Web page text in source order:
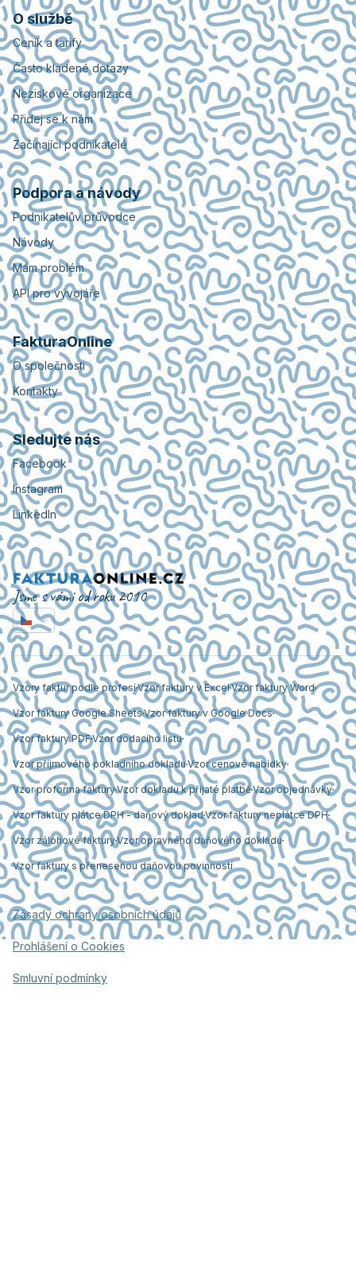
O službě
Ceník a tarify
Často kladené dotazy
Neziskové organizace
Přidej se k nám
Začínající podnikatelé
Podpora a návody
Podnikatelův průvodce
Návody
Mám problém
API pro vývojáře
FakturaOnline
O společnosti
Kontakty
Sledujte nás
Facebook
Instagram
LinkedIn
Jsme s vámi od roku 2010
Vzory faktur podle profesíVzor faktury v ExcelVzor faktury Word
Vzor faktury Google SheetsVzor faktury v Google Docs
Vzor faktury PDFVzor dodacího listu
Vzor příjmového pokladního dokladuVzor cenové nabídky
Vzor proforma fakturyVzor dokladu k přijaté platběVzor objednávky
Vzor faktury plátce DPH - daňový dokladVzor faktury neplátce DPH
Vzor zálohové fakturyVzor opravného daňového dokladu
Vzor faktury s přenesenou daňovou povinností
Zásady ochrany osobních údajů
Prohlášení o Cookies
Smluvní podmínky